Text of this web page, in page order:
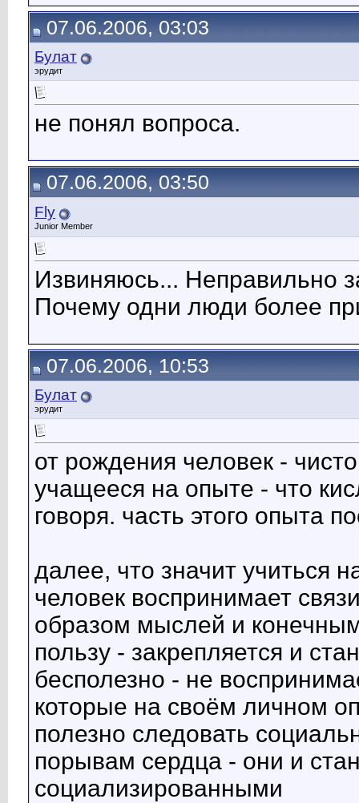
07.06.2006, 03:03
Булат
эрудит
не понял вопроса.
07.06.2006, 03:50
Fly
Junior Member
Извиняюсь... Неправильно
Почему одни люди более
07.06.2006, 10:53
Булат
эрудит
от рождения человек -
учащееся на опыте - что
говоря. часть этого опыта
далее, что значит учиться
человек воспринимает
образом мыслей и
пользу - закрепляется и
бесполезно - не
которые на своём личном
полезно следовать
порывам сердца - они и
социализированными